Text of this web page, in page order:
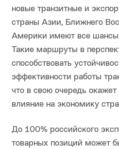
новые транзитные и
страны Азии, Ближнего
Америки имеют все шансы
Такие маршруты в
способствовать
эффективности работы
что в свою очередь
влияние на экономику
До 100% российского
товарных позиций может